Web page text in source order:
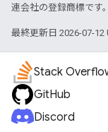
連会社の登録商標です。
最終更新日 2026-07-12
Stack
GitHub
Discord